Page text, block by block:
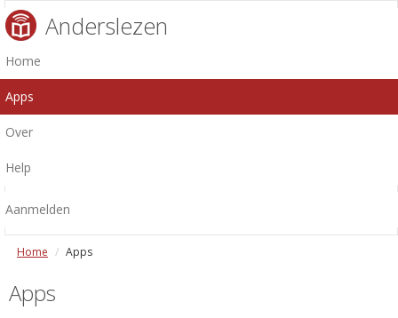
Anderslezen
Home
Apps
Over
Help
Aanmelden
Home Apps
Apps